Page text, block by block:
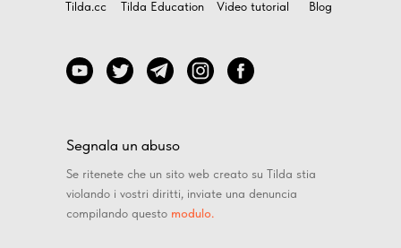
Tilda.cc Tilda Education Video tutorial Blog
Segnala un abuso
Se ritenete che un sito web creato su Tilda stia
violando i vostri diritti, inviate una denuncia
compilando questo modulo.